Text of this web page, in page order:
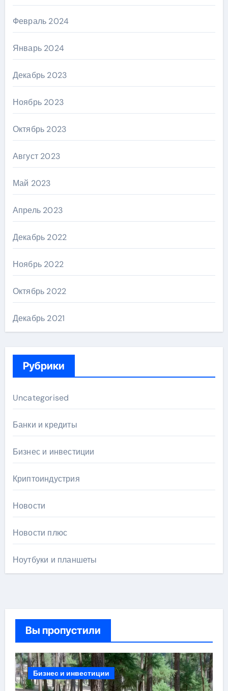
Февраль 2024
Январь 2024
Декабрь 2023
Ноябрь 2023
Октябрь 2023
Август 2023
Май 2023
Апрель 2023
Декабрь 2022
Ноябрь 2022
Октябрь 2022
Декабрь 2021
Рубрики
Uncategorised
Банки и кредиты
Бизнес и инвестиции
Криптоиндустрия
Новости
Новости плюс
Ноутбуки и планшеты
Вы пропустили
Бизнес и инвестиции